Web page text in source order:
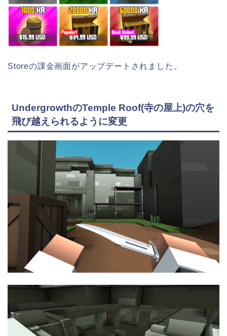
Storeの課金画面がアップデートされました。
UndergrowthのTemple Roof(寺の屋上)の穴を
飛び越えられるように変更